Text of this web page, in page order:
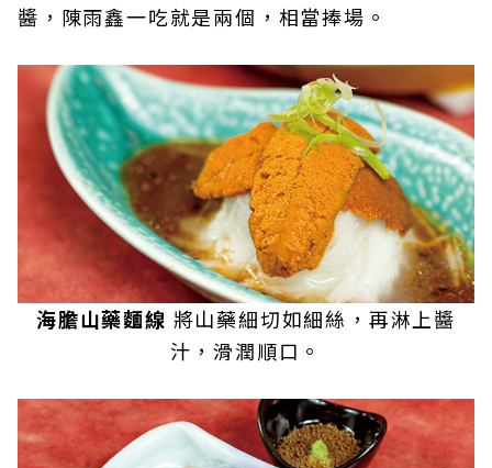
醬，陳雨鑫一吃就是兩個，相當捧場。
海膽山藥麵線 將山藥細切如細絲，再淋上醬
汁，滑潤順口。